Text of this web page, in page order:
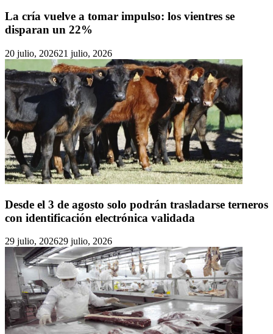
La cría vuelve a tomar impulso: los vientres se
disparan un 22%
20 julio, 202621 julio, 2026
Desde el 3 de agosto solo podrán trasladarse terneros
con identificación electrónica validada
29 julio, 202629 julio, 2026